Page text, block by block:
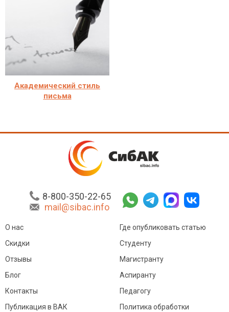
Академический стиль
письма
8-800-350-22-65
mail@sibac.info
О нас
Скидки
Отзывы
Блог
Контакты
Где опубликовать статью
Студенту
Магистранту
Аспиранту
Педагогу
Публикация в ВАК
Политика обработки